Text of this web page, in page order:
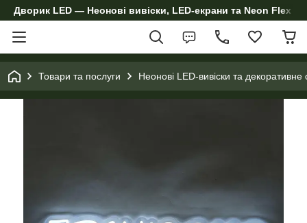
Дворик LED — Неонові вивіски, LED-екрани та Neon Flex
Товари та послуги Неонові LED-вивіски та декоративне